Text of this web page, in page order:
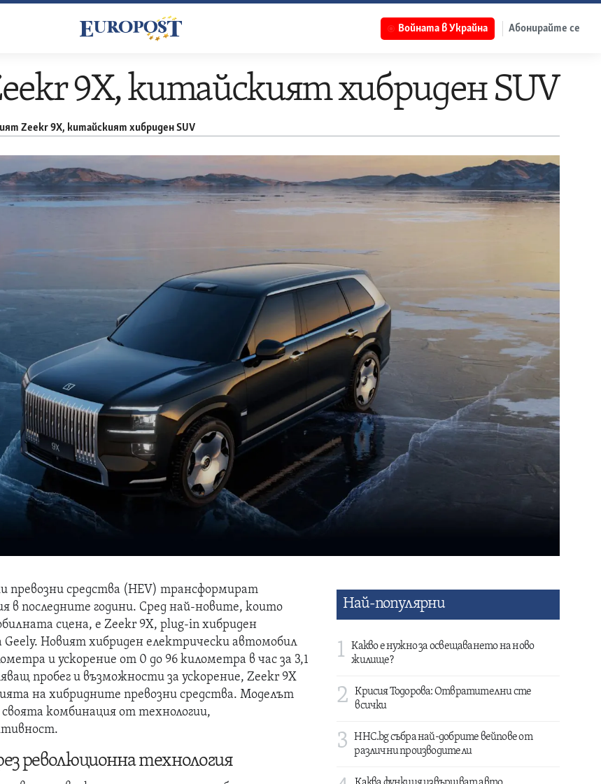
Войната в Украйна Абонирайте се
9X, китайският хибриден SUV
Zeekr 9X, китайският хибриден SUV
превозни средства (HEV) трансформират
в последните години. Сред най-новите, които
сцена, е Zeekr 9X, plug-in хибриден
Новият хибриден електрически автомобил
и ускорение от 0 до 96 километра в час за 3,1
пробег и възможности за ускорение, Zeekr 9X
на хибридните превозни средства. Моделът
комбинация от технологии,
революционна технология
Най-популярни
1
Какво е нужно за освещаването на ново
жилище?
2
Крисия Тодорова: Отвратителни сте
всички
3
HHC.bg събра най-добрите вейпове от
различни производители